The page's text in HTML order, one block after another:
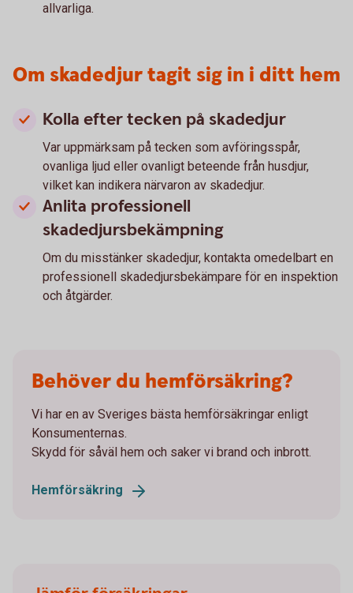
allvarliga.
Om skadedjur tagit sig in i ditt hem
Kolla efter tecken på skadedjur
Var uppmärksam på tecken som avföringsspår,
ovanliga ljud eller ovanligt beteende från husdjur,
vilket kan indikera närvaron av skadedjur.
Anlita professionell
skadedjursbekämpning
Om du misstänker skadedjur, kontakta omedelbart en
professionell skadedjursbekämpare för en inspektion
och åtgärder.
Behöver du hemförsäkring?
Vi har en av Sveriges bästa hemförsäkringar enligt
Konsumenternas.
Skydd för såväl hem och saker vi brand och inbrott.
Hemförsäkring